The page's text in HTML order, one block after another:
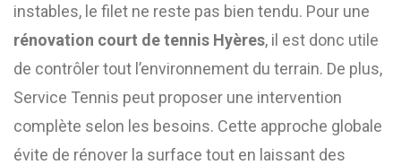
instables, le filet ne reste pas bien tendu. Pour une
rénovation court de tennis Hyères, il est donc utile
de contrôler tout l’environnement du terrain. De plus,
Service Tennis peut proposer une intervention
complète selon les besoins. Cette approche globale
évite de rénover la surface tout en laissant des